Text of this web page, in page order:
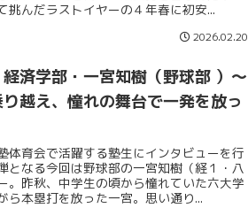
挑んだラストイヤーの４年春に初安...
2026.02.20
経済学部・一宮知樹（野球部 ）〜
越え、憧れの舞台で一発を放っ
体育会で活躍する塾生にインタビューを行
となる今回は野球部の一宮知樹（経１・八
。昨秋、中学生の頃から憧れていた六大学
ら本塁打を放った一宮。思い通り...